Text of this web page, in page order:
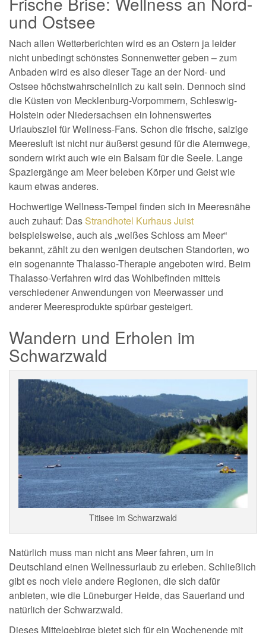
und Ostsee
Nach allen Wetterberichten wird es an Ostern ja leider
nicht unbedingt schönstes Sonnenwetter geben – zum
Anbaden wird es also dieser Tage an der Nord- und
Ostsee höchstwahrscheinlich zu kalt sein. Dennoch sind
die Küsten von Mecklenburg-Vorpommern, Schleswig-
Holstein oder Niedersachsen ein lohnenswertes
Urlaubsziel für Wellness-Fans. Schon die frische, salzige
Meeresluft ist nicht nur äußerst gesund für die Atemwege,
sondern wirkt auch wie ein Balsam für die Seele. Lange
Spaziergänge am Meer beleben Körper und Geist wie
kaum etwas anderes.
Hochwertige Wellness-Tempel finden sich in Meeresnähe
auch zuhauf: Das Strandhotel Kurhaus Juist
beispielsweise, auch als „weißes Schloss am Meer“
bekannt, zählt zu den wenigen deutschen Standorten, wo
ein sogenannte Thalasso-Therapie angeboten wird. Beim
Thalasso-Verfahren wird das Wohlbefinden mittels
verschiedener Anwendungen von Meerwasser und
anderer Meeresprodukte spürbar gesteigert.
Wandern und Erholen im
Schwarzwald
Titisee im Schwarzwald
Natürlich muss man nicht ans Meer fahren, um in
Deutschland einen Wellnessurlaub zu erleben. Schließlich
gibt es noch viele andere Regionen, die sich dafür
anbieten, wie die Lüneburger Heide, das Sauerland und
natürlich der Schwarzwald.
Dieses Mittelgebirge bietet sich für ein Wochenende mit